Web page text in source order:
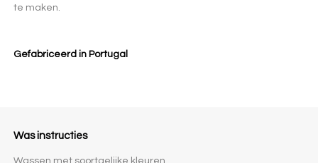
te maken.
Gefabriceerd in Portugal
Was instructies
Wassen met soortgelijke kleuren.